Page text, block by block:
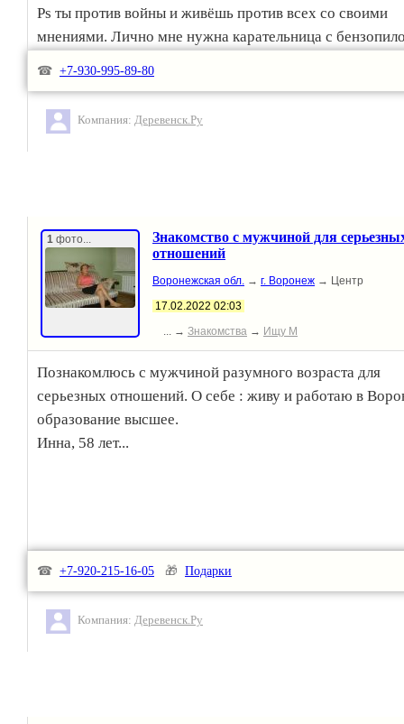
Ps ты против войны и живёшь против всех со своими
мнениями. Лично мне нужна карательница с
☎ +7-930-995-89-80
Компания: Деревенск.Ру
1 фото...
Знакомство с мужчиной для
отношений
Воронежская обл. → г. Воронеж → Центр
17.02.2022 02:03
... → Знакомства → Ищу М
Познакомлюсь с мужчиной разумного возраста для
серьезных отношений. О себе : живу и работаю в
образование высшее.
Инна, 58 лет...
☎ +7-920-215-16-05 🎁 Подарки
Компания: Деревенск.Ру